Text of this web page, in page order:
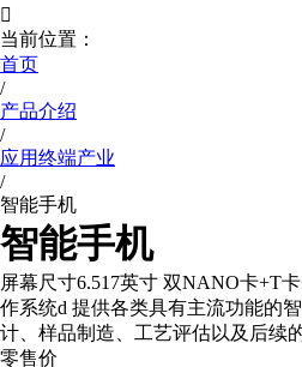

当前位置：
首页
/
产品介绍
/
应用终端产业
/
智能手机
智能手机
屏幕尺寸6.517英寸 双NANO卡+T
作系统d 提供各类具有主流功能的
计、样品制造、工艺评估以及后续
零售价